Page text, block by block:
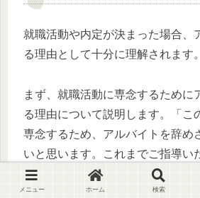
就職活動や内定が決まった場合、
る理由として十分に理解されます。
まず、就職活動に専念するために
る理由について説明します。「こ
専念するため、アルバイトを辞め
いと思います。これまでご指導い
うございました。」といった形式
メニュー ホーム 検索